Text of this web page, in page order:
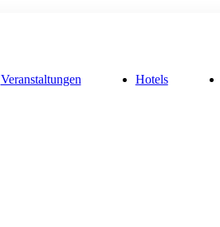
Veranstaltungen Hotels